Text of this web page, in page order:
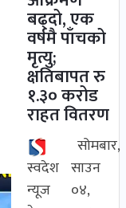
बढ्दो, एक
वर्षमै पाँचको
मृत्यु;
क्षतिबापत रु
१.३० करोड
राहत वितरण
स्वदेश
न्यूज
सोमबार,
साउन
०४,